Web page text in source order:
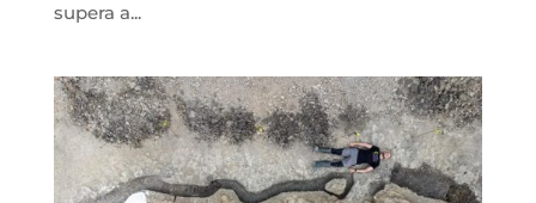
supera a...